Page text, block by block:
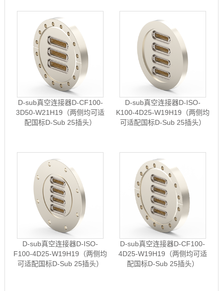
D-sub真空连接器D-CF100-
3D50-W21H19（两侧均可适
配国标D-Sub 25插头）
D-sub真空连接器D-ISO-
K100-4D25-W19H19（两侧均
可适配国标D-Sub 25插头）
D-sub真空连接器D-ISO-
F100-4D25-W19H19（两侧均
可适配国标D-Sub 25插头）
D-sub真空连接器D-CF100-
4D25-W19H19（两侧均可适
配国标D-Sub 25插头）